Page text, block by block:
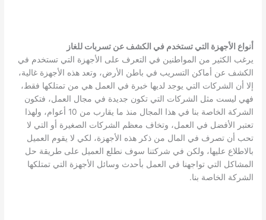
أنواع الأجهزة التي تستخدم في الكشف عن تسربات للغاز
يرغب الكثير من المواطنين في التعرف على الأجهزة التي تستخدم في
الكشف عن أماكن التسريب في باطن الأرض، وتعد هذه الأجهزة غالية،
إلا أن الشركات التي يوجد لديها خبرة في العمل هي من تمتلكها فقط،
فهي ليست مثل الشركات التي تكون جديدة في مجال العمل، فتكون
الشركة الخاصة بنا في هذا المجال منذ ما يقارب من 10 أعوام، ولهذا
تعتبر الأفضل في العمل، وتخاف معظم الشركات الصغيرة أو التي لا
تحب أن تصرف في المال من ذكر هذه الأجهزة، لكي لا يقوم العميل
بالاطلاع عليها، ولكن في شركتنا سوف نطلع العميل على طريقة حل
المشاكل التي تواجهنا في العمل بأحدث وسائل الأجهزة التي تمتلكها
الشركة الخاصة بنا.